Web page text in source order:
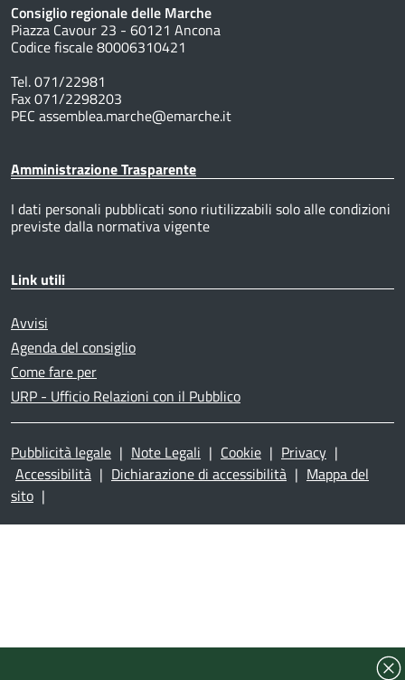
Consiglio regionale delle Marche
Piazza Cavour 23 - 60121 Ancona
Codice fiscale 80006310421
Tel. 071/22981
Fax 071/2298203
PEC assemblea.marche@emarche.it
Amministrazione Trasparente
I dati personali pubblicati sono riutilizzabili solo alle condizioni
previste dalla normativa vigente
Link utili
Avvisi
Agenda del consiglio
Come fare per
URP - Ufficio Relazioni con il Pubblico
Pubblicità legale | Note Legali | Cookie | Privacy |
Accessibilità | Dichiarazione di accessibilità | Mappa del
sito |